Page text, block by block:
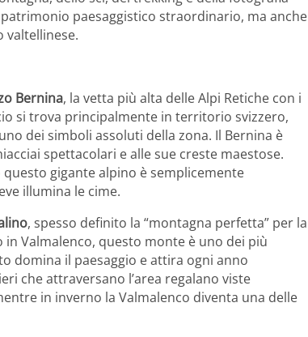
paesaggistico straordinario, ma anche
Bernina, la vetta più alta delle Alpi Retiche con i
si trova principalmente in territorio svizzero,
dei simboli assoluti della zona. Il Bernina è
spettacolari e alle sue creste maestose.
gigante alpino è semplicemente
illumina le cime.
, spesso definito la “montagna perfetta” per la
Valmalenco, questo monte è uno dei più
domina il paesaggio e attira ogni anno
che attraversano l’area regalano viste
in inverno la Valmalenco diventa una delle